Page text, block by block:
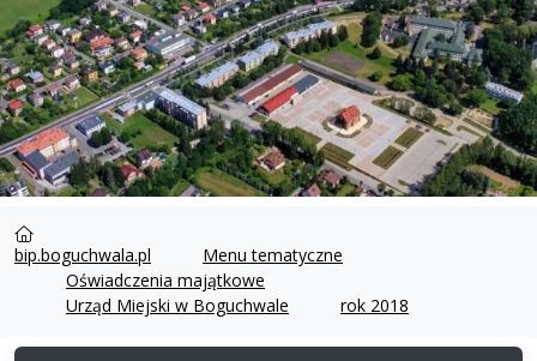
bip.boguchwala.pl
Menu tematyczne
Oświadczenia majątkowe
Urząd Miejski w Boguchwale
rok 2018